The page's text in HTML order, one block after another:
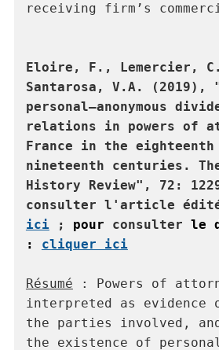
receiving firm’s
Eloire, F., Lemercier,
Santarosa, V.A. (2019),
personal–anonymous
relations in powers of
France in the eighteenth
nineteenth centuries. The
History Review", 72:
consulter l'article
ici ; pour consulter le
:
cliquer ici
Résumé : Powers of
interpreted as evidence
the parties involved,
the existence of